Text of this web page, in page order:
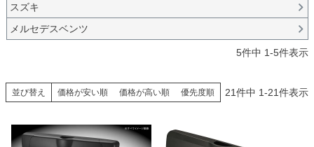
スズキ
メルセデスベンツ
5件中 1-5件表示
並び替え 価格が安い順 価格が高い順 優先度順 21件中 1-21件表示